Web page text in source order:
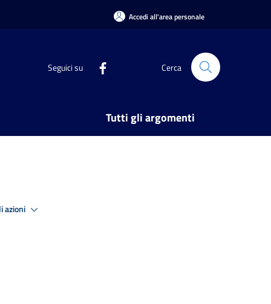
Accedi all'area personale
Seguici su Cerca
Tutti gli argomenti
azioni